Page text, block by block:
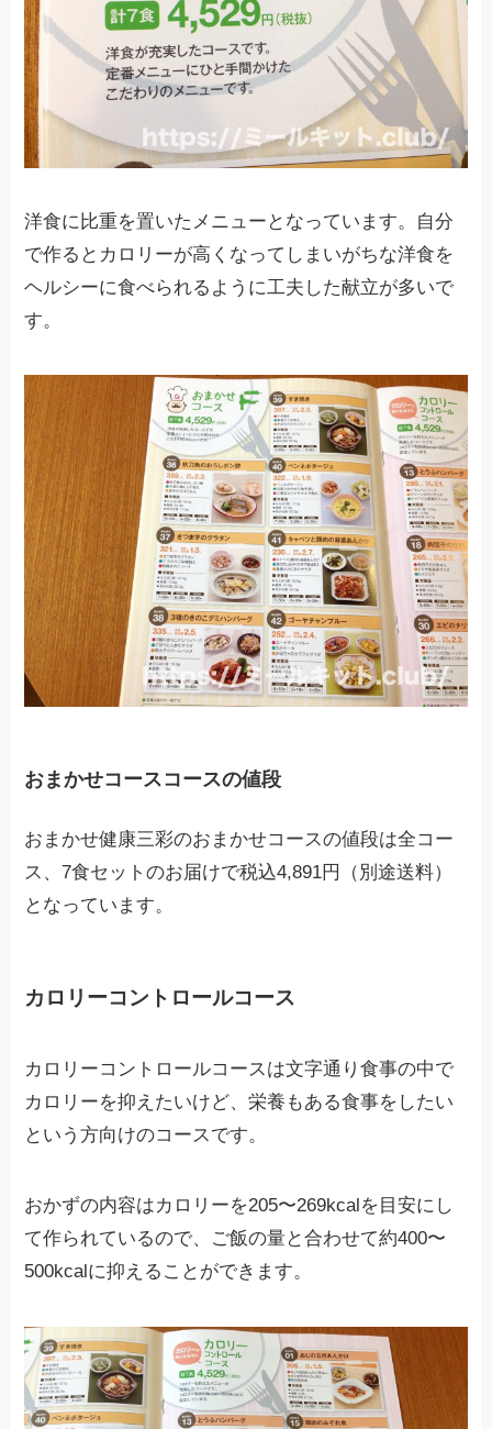
洋食に比重を置いたメニューとなっています。自分
で作るとカロリーが高くなってしまいがちな洋食を
ヘルシーに食べられるように工夫した献立が多いで
す。
おまかせコースコースの値段
おまかせ健康三彩のおまかせコースの値段は全コー
ス、7食セットのお届けで税込4,891円（別途送料）
となっています。
カロリーコントロールコース
カロリーコントロールコースは文字通り食事の中で
カロリーを抑えたいけど、栄養もある食事をしたい
という方向けのコースです。
おかずの内容はカロリーを205〜269kcalを目安にし
て作られているので、ご飯の量と合わせて約400〜
500kcalに抑えることができます。